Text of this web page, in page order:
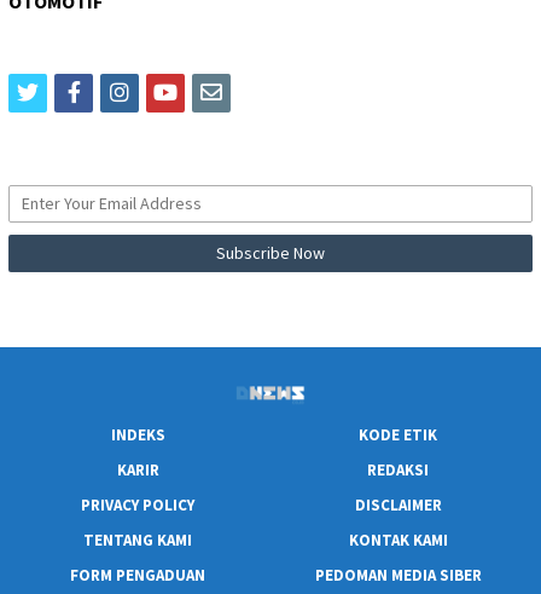
twitterfacebookinstagram
youtubeemail
INDEKS
KODE ETIK
KARIR
REDAKSI
PRIVACY POLICY
DISCLAIMER
TENTANG KAMI
KONTAK KAMI
FORM PENGADUAN
PEDOMAN MEDIA SIBER